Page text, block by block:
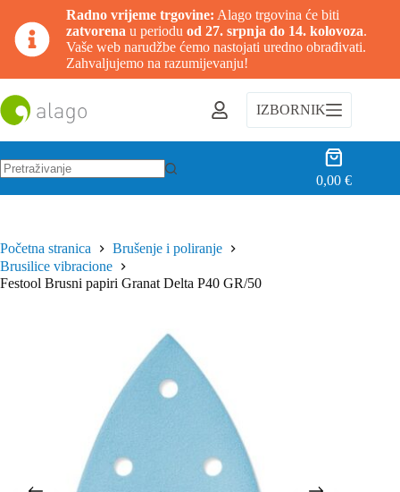
Radno vrijeme trgovine: Alago trgovina će biti
zatvorena u periodu od 27. srpnja do 14. kolovoza.
Vaše web narudžbe ćemo nastojati uredno obrađivati.
Zahvaljujemo na razumijevanju!
na
sadržaj
IZBORNIK
Košarica
0,00€
Početna stranica
Brušenje i poliranje
Brusilice vibracione
Festool Brusni papiri Granat Delta P40 GR/50